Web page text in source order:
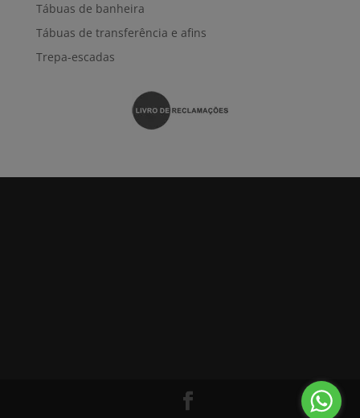
Tábuas de banheira
Tábuas de transferência e afins
Trepa-escadas